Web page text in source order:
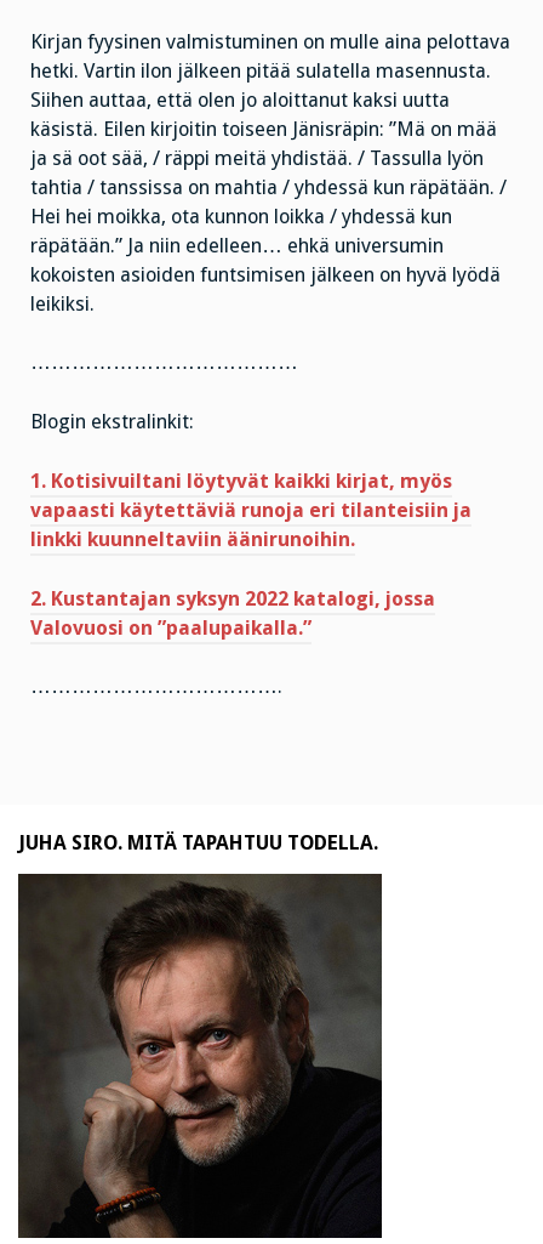
Kirjan fyysinen valmistuminen on mulle aina pelottava
hetki. Vartin ilon jälkeen pitää sulatella masennusta.
Siihen auttaa, että olen jo aloittanut kaksi uutta
käsistä. Eilen kirjoitin toiseen Jänisräpin: ”Mä on mää
ja sä oot sää, / räppi meitä yhdistää. / Tassulla lyön
tahtia / tanssissa on mahtia / yhdessä kun räpätään. /
Hei hei moikka, ota kunnon loikka / yhdessä kun
räpätään.” Ja niin edelleen… ehkä universumin
kokoisten asioiden funtsimisen jälkeen on hyvä lyödä
leikiksi.
…………………………………
Blogin ekstralinkit:
1. Kotisivuiltani löytyvät kaikki kirjat, myös
vapaasti käytettäviä runoja eri tilanteisiin ja
linkki kuunneltaviin äänirunoihin.
2. Kustantajan syksyn 2022 katalogi, jossa
Valovuosi on ”paalupaikalla.”
……………………………….
JUHA SIRO. MITÄ TAPAHTUU TODELLA.